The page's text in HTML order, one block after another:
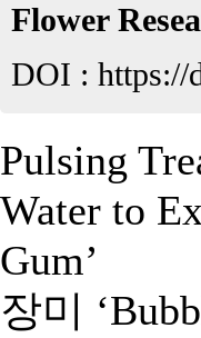
Flower
DOI : https://
Pulsing
Water to
Gum’
장미